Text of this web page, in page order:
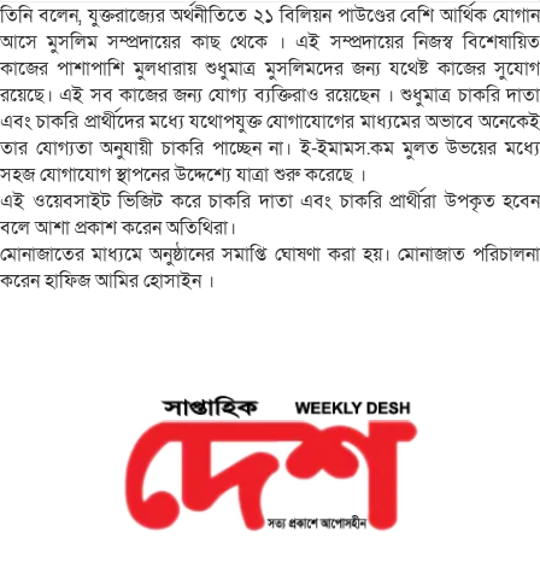
তিনি বলেন, যুক্তরাজ্যের অর্থনীতিতে ২১ বিলিয়ন পাউণ্ডের বেশি আর্থিক যোগান
আসে মুসলিম সম্প্রদায়ের কাছ থেকে । এই সম্প্রদায়ের নিজস্ব বিশেষায়িত
কাজের পাশাপাশি মুলধারায় শুধুমাত্র মুসলিমদের জন‍্য যথেষ্ট কাজের সুযোগ
রয়েছে। এই সব কাজের জন্য যোগ্য ব্যক্তিরাও রয়েছেন । শুধুমাত্র চাকরি দাতা
এবং চাকরি প্রার্থীদের মধ্যে যথোপযুক্ত যোগাযোগের মাধ‍্যমের অভাবে অনেকেই
তার যোগ্যতা অনুযায়ী চাকরি পাচ্ছেন না। ই-ইমামস.কম মুলত উভয়ের মধ্যে
সহজ যোগাযোগ স্থাপনের উদ্দেশ্যে যাত্রা শুরু করেছে ।
এই ওয়েবসাইট ভিজিট করে চাকরি দাতা এবং চাকরি প্রার্থীরা উপকৃত হবেন
বলে আশা প্রকাশ করেন অতিথিরা।
মোনাজাতের মাধ্যমে অনুষ্ঠানের সমাপ্তি ঘোষণা করা হয়। মোনাজাত পরিচালনা
করেন হাফিজ আমির হোসাইন ।